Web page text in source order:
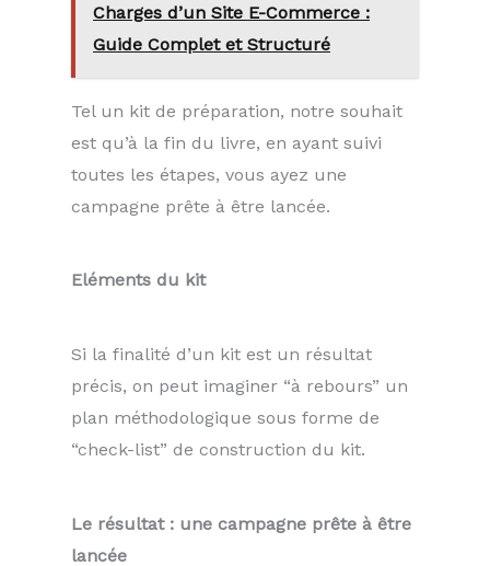
Charges d’un Site E-Commerce :
Guide Complet et Structuré
Tel un kit de préparation, notre souhait
est qu’à la fin du livre, en ayant suivi
toutes les étapes, vous ayez une
campagne prête à être lancée.
Eléments du kit
Si la finalité d’un kit est un résultat
précis, on peut imaginer “à rebours” un
plan méthodologique sous forme de
“check-list” de construction du kit.
Le résultat : une campagne prête à être
lancée